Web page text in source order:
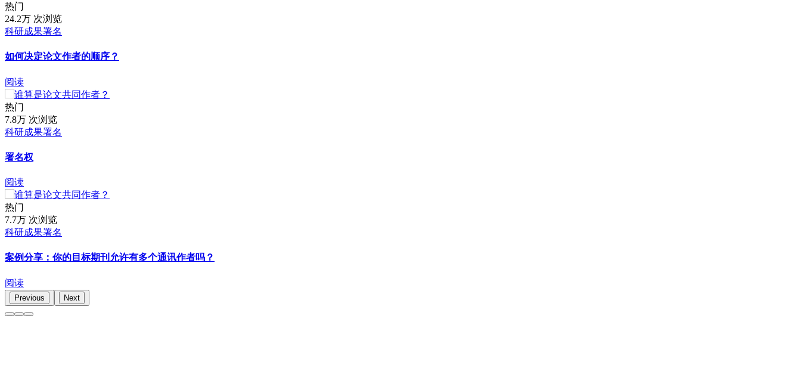
热门
24.2万 次浏览
科研成果署名
如何决定论文作者的顺序？
阅读
热门
7.8万 次浏览
科研成果署名
署名权
阅读
热门
7.7万 次浏览
科研成果署名
案例分享：你的目标期刊允许有多个通讯作者吗？
阅读
Previous Next